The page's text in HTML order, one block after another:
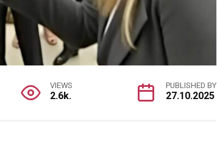
VIEWS
2.6k.
PUBLISHED BY
27.10.2025